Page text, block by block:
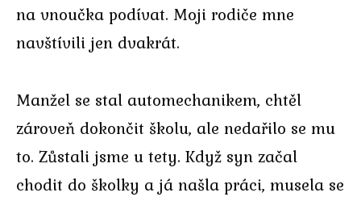
na vnoučka podívat. Moji rodiče mne
navštívili jen dvakrát.
Manžel se stal automechanikem, chtěl
zároveň dokončit školu, ale nedařilo se mu
to. Zůstali jsme u tety. Když syn začal
chodit do školky a já našla práci, musela se